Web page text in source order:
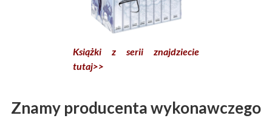
Książki z serii znajdziecie
tutaj>>
Znamy producenta wykonawczego